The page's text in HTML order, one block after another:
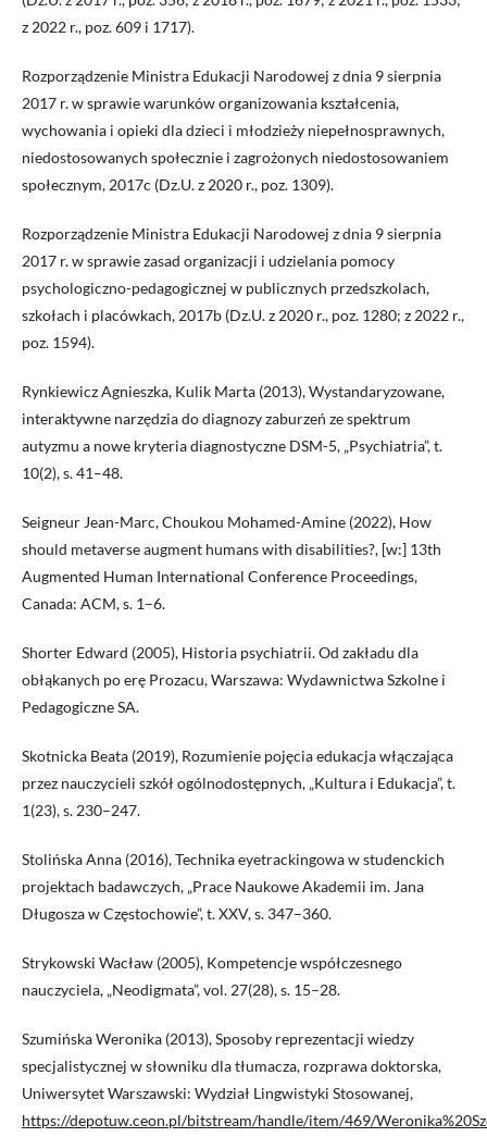
z 2022 r., poz. 609 i 1717).
Rozporządzenie Ministra Edukacji Narodowej z dnia 9 sierpnia
2017 r. w sprawie warunków organizowania kształcenia,
wychowania i opieki dla dzieci i młodzieży niepełnosprawnych,
niedostosowanych społecznie i zagrożonych niedostosowaniem
społecznym, 2017c (Dz.U. z 2020 r., poz. 1309).
Rozporządzenie Ministra Edukacji Narodowej z dnia 9 sierpnia
2017 r. w sprawie zasad organizacji i udzielania pomocy
psychologiczno-pedagogicznej w publicznych przedszkolach,
szkołach i placówkach, 2017b (Dz.U. z 2020 r., poz. 1280; z 2022 r.,
poz. 1594).
Rynkiewicz Agnieszka, Kulik Marta (2013), Wystandaryzowane,
interaktywne narzędzia do diagnozy zaburzeń ze spektrum
autyzmu a nowe kryteria diagnostyczne DSM-5, „Psychiatria”, t.
10(2), s. 41–48.
Seigneur Jean-Marc, Choukou Mohamed-Amine (2022), How
should metaverse augment humans with disabilities?, [w:] 13th
Augmented Human International Conference Proceedings,
Canada: ACM, s. 1–6.
Shorter Edward (2005), Historia psychiatrii. Od zakładu dla
obłąkanych po erę Prozacu, Warszawa: Wydawnictwa Szkolne i
Pedagogiczne SA.
Skotnicka Beata (2019), Rozumienie pojęcia edukacja włączająca
przez nauczycieli szkół ogólnodostępnych, „Kultura i Edukacja”, t.
1(23), s. 230–247.
Stolińska Anna (2016), Technika eyetrackingowa w studenckich
projektach badawczych, „Prace Naukowe Akademii im. Jana
Długosza w Częstochowie”, t. XXV, s. 347–360.
Strykowski Wacław (2005), Kompetencje współczesnego
nauczyciela, „Neodigmata”, vol. 27(28), s. 15–28.
Szumińska Weronika (2013), Sposoby reprezentacji wiedzy
specjalistycznej w słowniku dla tłumacza, rozprawa doktorska,
Uniwersytet Warszawski: Wydział Lingwistyki Stosowanej,
https://depotuw.ceon.pl/bitstream/handle/item/469/